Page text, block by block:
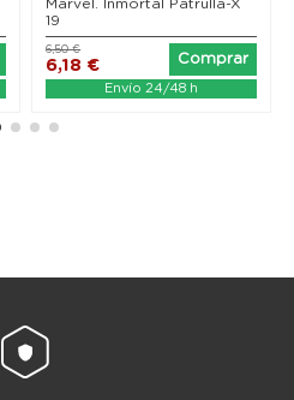
Marvel. Inmortal Patrulla-X
19
6,18 €
6,50 €
Comprar
Envío 24/48 h